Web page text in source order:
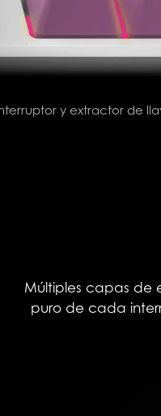
y extractor de
Múltiples capas de
puro de cada